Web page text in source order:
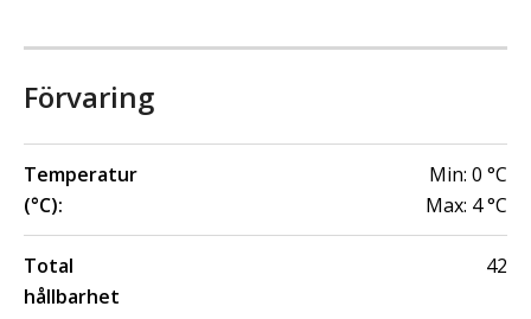
Förvaring
Temperatur
(°C):
Min: 0 °C
Max: 4°C
Total
hållbarhet
42